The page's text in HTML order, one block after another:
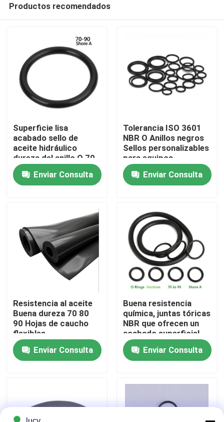
Inicio
Productos
Sobre nosotros
Visita a la fábrica
Contacto
noticias
anillos o de goma
Productos recomendados
Superficie lisa
acabado sello de
aceite hidráulico
dureza del anillo O 70-
90 Shore A ideal para
bombas hidráulicas
cilindros y válvulas
Enviar Consulta
Tolerancia ISO 3601
NBR O Anillos negros
Sellos personalizables
para equipos
hidráulicos
neumáticos y
componentes de
Enviar Consulta
Resistencia al aceite
Buena dureza 70 80
90 Hojas de caucho
flexibles
personalizables Ideal
para soluciones de
sellado y juntas
Enviar Consulta
Buena resistencia
química, juntas tóricas
NBR que ofrecen un
acabado superficial
liso, dureza 70 a 90
Shore A, sellos para
las industrias del
química
Enviar Consulta